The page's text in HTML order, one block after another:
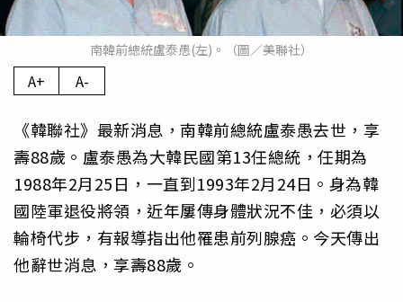
南韓前總統盧泰愚(左)。（圖／美聯社）
A+ A-
《韓聯社》最新消息，南韓前總統盧泰愚去世，享
壽88歲。盧泰愚為大韓民國第13任總統，任期為
1988年2月25日，一直到1993年2月24日。身為韓
國陸軍退役將領，近年屢傳身體狀況不佳，必須以
輪椅代步，有報導指出他罹患前列腺癌。今天傳出
他辭世消息，享壽88歲。